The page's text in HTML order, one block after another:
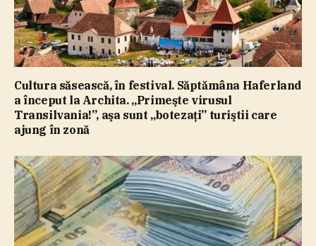
Cultura săsească, în festival. Săptămâna Haferland
a început la Archita. „Primeşte virusul
Transilvania!”, aşa sunt „botezaţi” turiştii care
ajung în zonă